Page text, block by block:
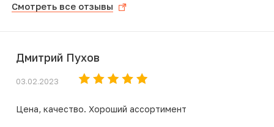
Смотреть все отзывы
Дмитрий Пухов
03.02.2023
Цена, качество. Хороший ассортимент